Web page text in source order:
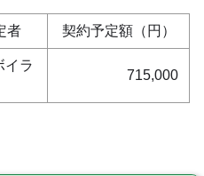
者 契約予定額（円）
ラ
715,000